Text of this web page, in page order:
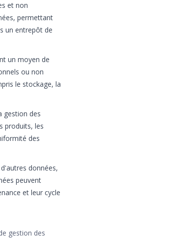
et non
permettant
un entrepôt de
un moyen de
ou non
le stockage, la
gestion des
produits, les
des
données,
peuvent
et leur cycle
gestion des